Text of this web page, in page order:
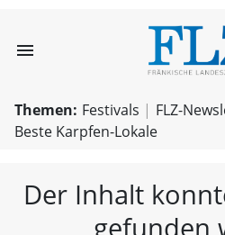
menu
Themen: Festivals
FLZ-
Beste Karpfen-Lokale
Der Inhalt
gefunden